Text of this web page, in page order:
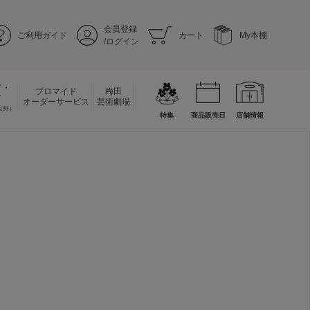
ご利用ガイド
会員登録
/ログイン
カート My本棚
）
ブロマイド
オーダーサービス
梅田
芸術劇場
特集 商品販売日 店舗情報